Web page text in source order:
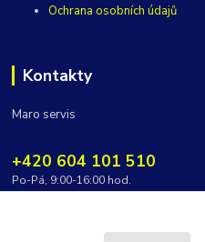
Ochrana osobních údajů
Kontakty
Maro servis
+420 604 101 510
Po-Pá, 9:00-16:00 hod.